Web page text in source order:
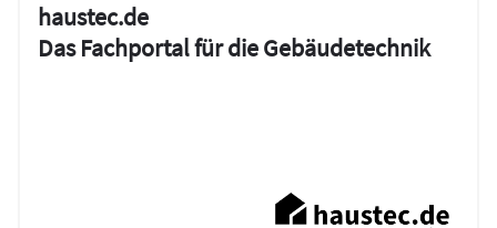
haustec.de
Das Fachportal für die Gebäudetechnik